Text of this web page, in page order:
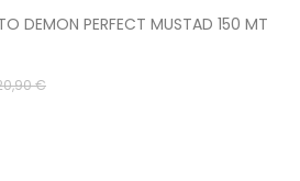
DEMON PERFECT MUSTAD 150 MT
€